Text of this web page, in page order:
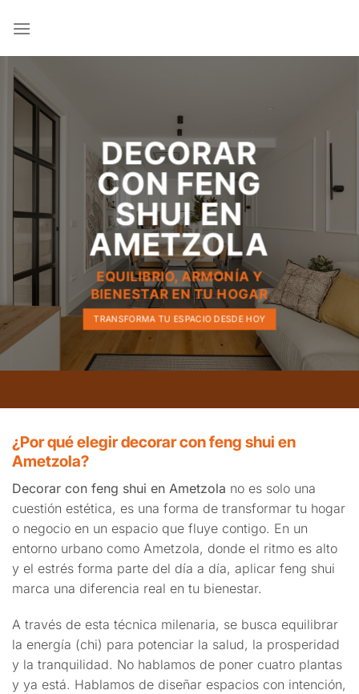
DECORAR
CON FENG
SHUI EN
AMETZOLA
EQUILIBRIO, ARMONÍA Y
BIENESTAR EN TU HOGAR
TRANSFORMA TU ESPACIO DESDE HOY
¿Por qué elegir decorar con feng shui en
Ametzola?
Decorar con feng shui en Ametzola no es solo una
cuestión estética, es una forma de transformar tu hogar
o negocio en un espacio que fluye contigo. En un
entorno urbano como Ametzola, donde el ritmo es alto
y el estrés forma parte del día a día, aplicar feng shui
marca una diferencia real en tu bienestar.
A través de esta técnica milenaria, se busca equilibrar
la energía (chi) para potenciar la salud, la prosperidad
y la tranquilidad. No hablamos de poner cuatro plantas
y ya está. Hablamos de diseñar espacios con intención,